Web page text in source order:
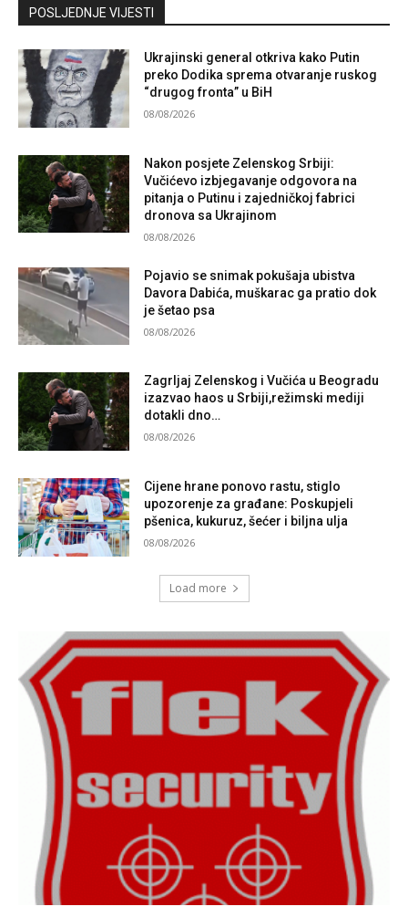
Kontaktirajte nas
POSLJEDNJE VIJESTI
Ukrajinski general otkriva kako Putin
preko Dodika sprema otvaranje ruskog
“drugog fronta” u BiH
08/08/2026
Nakon posjete Zelenskog Srbiji:
Vučićevo izbjegavanje odgovora na
pitanja o Putinu i zajedničkoj fabrici
dronova sa Ukrajinom
08/08/2026
Pojavio se snimak pokušaja ubistva
Davora Dabića, muškarac ga pratio dok
je šetao psa
08/08/2026
Zagrljaj Zelenskog i Vučića u Beogradu
izazvao haos u Srbiji,režimski mediji
dotakli dno…
08/08/2026
Cijene hrane ponovo rastu, stiglo
upozorenje za građane: Poskupjeli
pšenica, kukuruz, šećer i biljna ulja
08/08/2026
Load more